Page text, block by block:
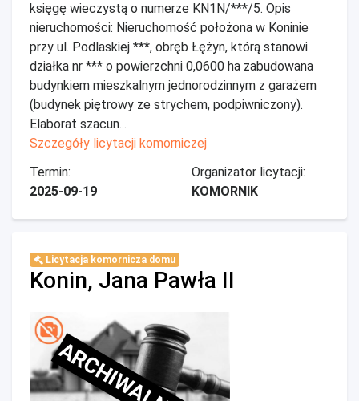
księgę wieczystą o numerze KN1N/***/5. Opis
nieruchomości: Nieruchomość położona w Koninie
przy ul. Podlaskiej ***, obręb Łężyn, którą stanowi
działka nr *** o powierzchni 0,0600 ha zabudowana
budynkiem mieszkalnym jednorodzinnym z garażem
(budynek piętrowy ze strychem, podpiwniczony).
Elaborat szacun...
Szczegóły licytacji komorniczej
Termin:
2025-09-19
Organizator licytacji:
KOMORNIK
Licytacja komornicza domu
Konin, Jana Pawła II
ARCHIWALNE